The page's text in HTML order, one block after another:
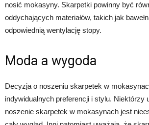
nosić mokasyny. Skarpetki powinny być
oddychających materiałów, takich jak
odpowiednią wentylację stopy.
Moda a wygoda
Decyzja o noszeniu skarpetek w
indywidualnych preferencji i stylu. Niektórzy
noszenie skarpetek w mokasynach jest